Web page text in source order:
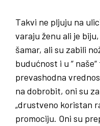
Takvi ne pljuju na
varaju ženu ali je
šamar, ali su zabili
budućnost i u “
prevashodna
na dobrobit, oni su
„drustveno koristan
promociju. Oni su